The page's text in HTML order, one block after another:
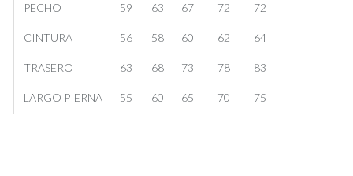
PECHO 59 63 67 72 72
CINTURA 56 58 60 62 64
TRASERO 63 68 73 78 83
LARGO PIERNA 55 60 65 70 75